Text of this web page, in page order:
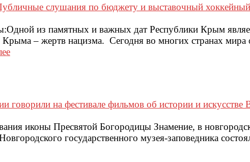
слушания по бюджету и выставочный хоккейный
из памятных и важных дат Республики Крым
– жертв нацизма. Сегодня во многих странах мира
говорили на фестивале фильмов об истории и искусстве
иконы Пресвятой Богородицы Знамение, в
государственного музея-заповедника